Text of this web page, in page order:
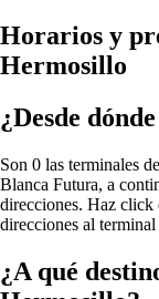
Horarios y
Hermosillo
¿Desde
Son 0 las terminales
Blanca Futura, a
direcciones. Haz
direcciones al terminal
¿A qué